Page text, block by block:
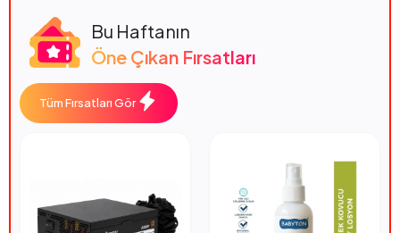
Bu Haftanın
Öne Çıkan Fırsatları
Tüm Fırsatları Gör